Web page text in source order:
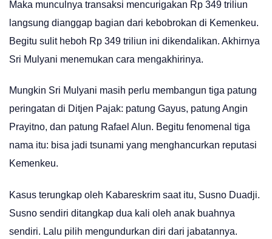
Maka munculnya transaksi mencurigakan Rp 349 triliun
langsung dianggap bagian dari kebobrokan di Kemenkeu.
Begitu sulit heboh Rp 349 triliun ini dikendalikan. Akhirnya
Sri Mulyani menemukan cara mengakhirinya.
Mungkin Sri Mulyani masih perlu membangun tiga patung
peringatan di Ditjen Pajak: patung Gayus, patung Angin
Prayitno, dan patung Rafael Alun. Begitu fenomenal tiga
nama itu: bisa jadi tsunami yang menghancurkan reputasi
Kemenkeu.
Kasus terungkap oleh Kabareskrim saat itu, Susno Duadji.
Susno sendiri ditangkap dua kali oleh anak buahnya
sendiri. Lalu pilih mengundurkan diri dari jabatannya.